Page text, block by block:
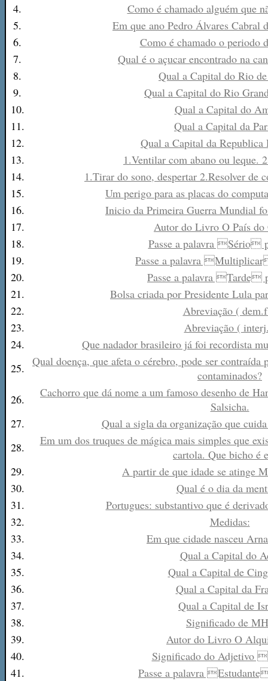
4.
Como é chamado alguém que
5.
Em que ano Pedro Álvares Cabral
6.
Como é chamado o periodo
7.
Qual é o açucar encontrado na
8.
Qual a Capital do Rio
9.
Qual a Capital do Rio
10.
Qual a Capital do
11.
Qual a Capital da
12.
Qual a Capital da Republica
13.
1.Ventilar com abano ou leque.
14.
1.Tirar do sono, despertar 2.Resolver de
15.
Um perigo para as placas do
16.
Inicio da Primeira Guerra Mundial
17.
Autor do Livro O País do
18.
Passe a palavra Sério
19.
Passe a palavra
20.
Passe a palavra Tarde
21.
Bolsa criada por Presidente Lula
22.
Abreviação (
23.
Abreviação (
24.
Que nadador brasileiro já foi recordista
25.
Qual doença, que afeta o cérebro, pode ser contraída
contaminados?
26.
Cachorro que dá nome a um famoso desenho de
Salsicha.
27.
Qual a sigla da organização que
28.
Em um dos truques de mágica mais simples que
cartola. Que bicho é
29.
A partir de que idade se atinge
30.
Qual é o dia da
31.
Portugues: substantivo que é
32.
Medidas:
33.
Em que cidade nasceu
34.
Qual a Capital do
35.
Qual a Capital de
36.
Qual a Capital da
37.
Qual a Capital de
38.
Significado de
39.
Autor do Livro O
40.
Significado do Adjetivo
41.
Passe a palavra